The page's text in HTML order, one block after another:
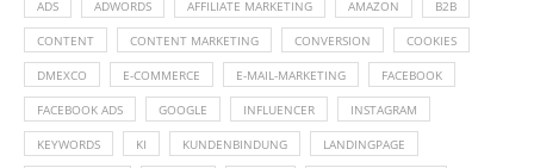
ADS ADWORDS AFFILIATE MARKETING AMAZON B2B
CONTENT CONTENT MARKETING CONVERSION COOKIES
DMEXCO E-COMMERCE E-MAIL-MARKETING FACEBOOK
FACEBOOK ADS GOOGLE INFLUENCER INSTAGRAM
KEYWORDS KI KUNDENBINDUNG LANDINGPAGE